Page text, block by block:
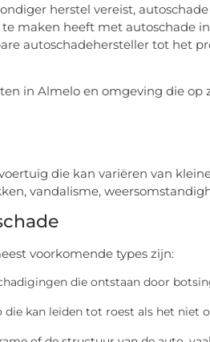
herstel vereist,
maken heeft met autoschade
autoschadehersteller tot het
in Almelo en omgeving die
die kan variëren van
vandalisme,
voorkomende types zijn:
die ontstaan door
die kan leiden tot roest als het niet